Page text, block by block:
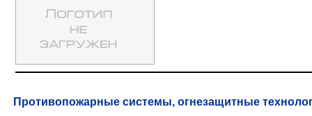
Противопожарные системы, огнезащитные